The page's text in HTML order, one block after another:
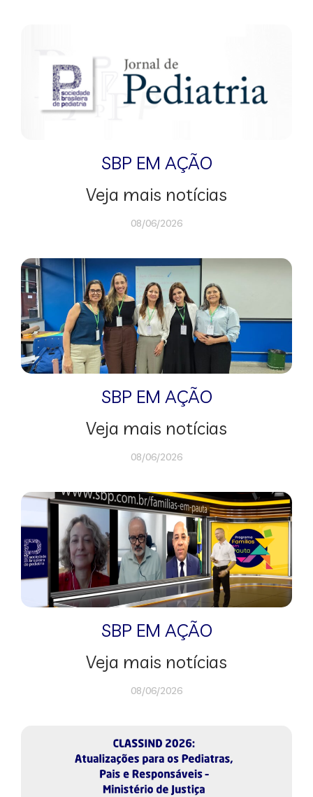
SBP EM AÇÃO
Veja mais notícias
08/06/2026
SBP EM AÇÃO
Veja mais notícias
08/06/2026
SBP EM AÇÃO
Veja mais notícias
08/06/2026